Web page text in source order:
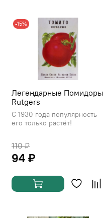
-15%
Легендарные Помидоры
Rutgers
С 1930 года популярность
его только растёт!
110 ₽
94 ₽